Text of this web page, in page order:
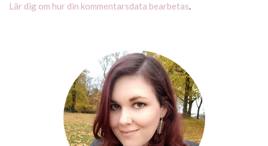
Lär dig om hur din kommentarsdata bearbetas.